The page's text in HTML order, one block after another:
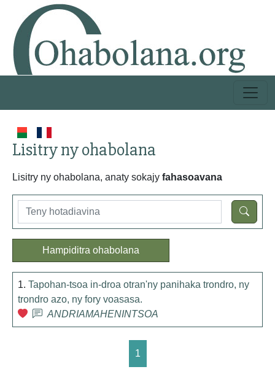
Lisitry ny ohabolana
Lisitry ny ohabolana, anaty sokajy fahasoavana
Hampiditra ohabolana
1. Tapohan-tsoa in-droa otran'ny panihaka trondro, ny
trondro azo, ny fory voasasa.
ANDRIAMAHENINTSOA
1